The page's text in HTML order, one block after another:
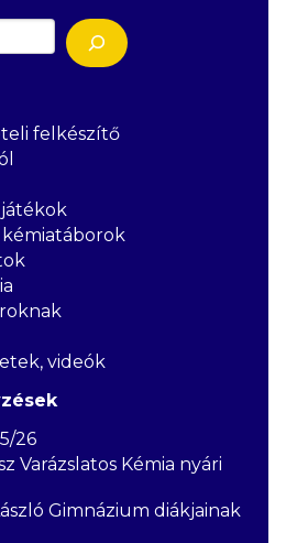
felkészítő
kémiatáborok
videók
26
Varázslatos Kémia nyári
Gimnázium diákjainak